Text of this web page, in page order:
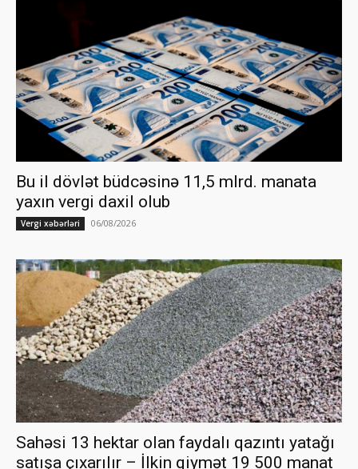
Bu il dövlət büdcəsinə 11,5 mlrd. manata
yaxın vergi daxil olub
Vergi xəbərləri 06/08/2026
Sahəsi 13 hektar olan faydalı qazıntı yatağı
satışa çıxarılır – İlkin qiymət 19 500 manat